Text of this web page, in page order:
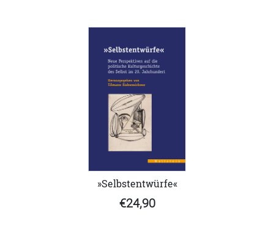
»Selbstentwürfe«
€24,90